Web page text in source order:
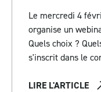
Le mercredi 4
organise un
Quels choix ?
s'inscrit dans le
LIRE L'ARTICLE